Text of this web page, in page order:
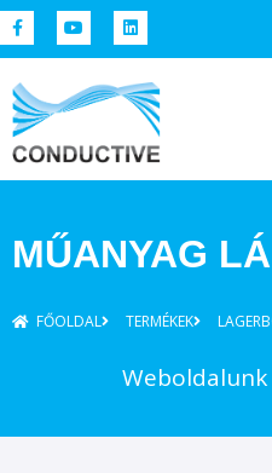
MŰANYAG
FŐOLDAL TERMÉKEK